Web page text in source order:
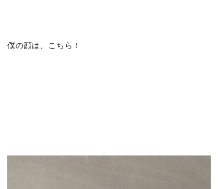
僕の顔は、こちら！